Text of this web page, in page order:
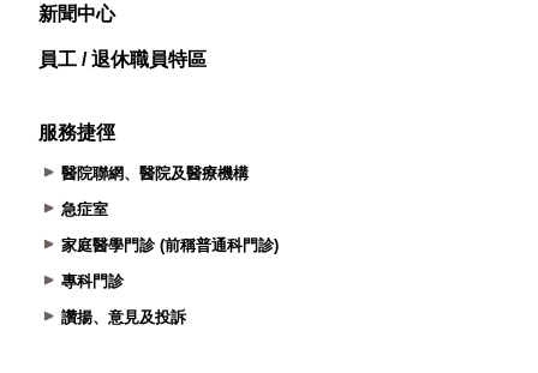
新聞中心
員工 / 退休職員特區
服務捷徑
醫院聯網、醫院及醫療機構
急症室
家庭醫學門診 (前稱普通科門診)
專科門診
讚揚、意見及投訴